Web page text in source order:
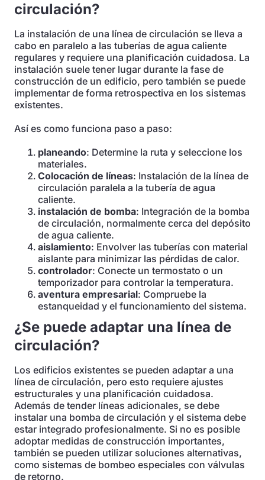
circulación?
La instalación de una línea de circulación se lleva a
cabo en paralelo a las tuberías de agua caliente
regulares y requiere una planificación cuidadosa. La
instalación suele tener lugar durante la fase de
construcción de un edificio, pero también se puede
implementar de forma retrospectiva en los sistemas
existentes.
Así es como funciona paso a paso:
planeando: Determine la ruta y seleccione los
materiales.
Colocación de líneas: Instalación de la línea de
circulación paralela a la tubería de agua
caliente.
instalación de bomba: Integración de la bomba
de circulación, normalmente cerca del depósito
de agua caliente.
aislamiento: Envolver las tuberías con material
aislante para minimizar las pérdidas de calor.
controlador: Conecte un termostato o un
temporizador para controlar la temperatura.
aventura empresarial: Compruebe la
estanqueidad y el funcionamiento del sistema.
¿Se puede adaptar una línea de
circulación?
Los edificios existentes se pueden adaptar a una
línea de circulación, pero esto requiere ajustes
estructurales y una planificación cuidadosa.
Además de tender líneas adicionales, se debe
instalar una bomba de circulación y el sistema debe
estar integrado profesionalmente. Si no es posible
adoptar medidas de construcción importantes,
también se pueden utilizar soluciones alternativas,
como sistemas de bombeo especiales con válvulas
de retorno.